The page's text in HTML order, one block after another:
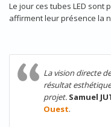
Le jour ces tubes LED sont
affirment leur présence la
La vision directe
résultat
projet. Samuel
Ouest.